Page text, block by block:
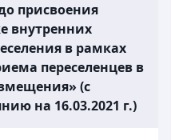
присвоения
внутренних
в рамках
переселенцев в
(с
на 16.03.2021 г.)